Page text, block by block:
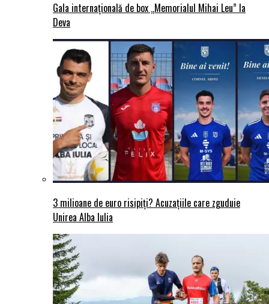
Gala internațională de box „Memorialul Mihai Leu” la
Deva
3 milioane de euro risipiți? Acuzațiile care zguduie
Unirea Alba Iulia